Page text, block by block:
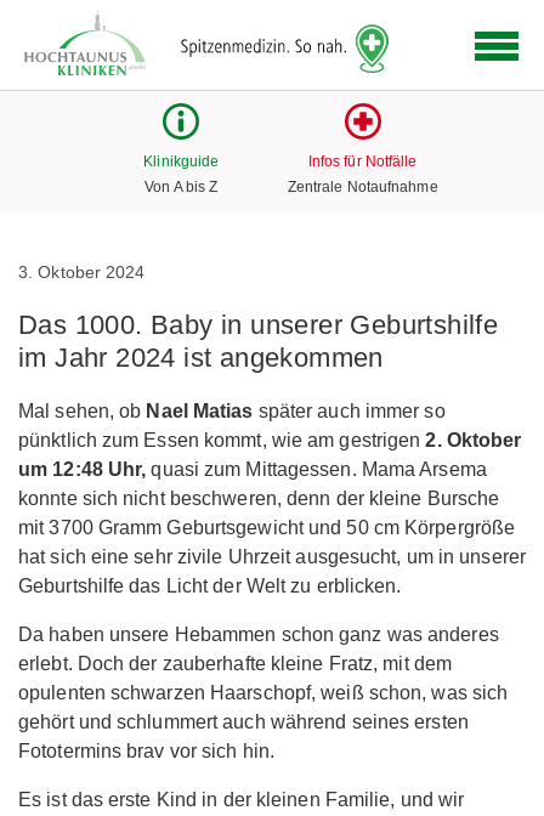
Link
zur
Klinikguide
Von A bis Z
Infos für Notfälle
Zentrale Notaufnahme
3. Oktober 2024
Das 1000. Baby in unserer Geburtshilfe
im Jahr 2024 ist angekommen
Mal sehen, ob Nael Matias später auch immer so
pünktlich zum Essen kommt, wie am gestrigen2. Oktober
um 12:48 Uhr, quasi zum Mittagessen. Mama Arsema
konnte sich nicht beschweren, denn der kleine Bursche
mit 3700 Gramm Geburtsgewicht und 50 cm Körpergröße
hat sich eine sehr zivile Uhrzeit ausgesucht, um in unserer
Geburtshilfe das Licht der Welt zu erblicken.
Da haben unsere Hebammen schon ganz was anderes
erlebt. Doch der zauberhafte kleine Fratz, mit dem
opulenten schwarzen Haarschopf, weiß schon, was sich
gehört und schlummert auch während seines ersten
Fototermins brav vor sich hin.
Es ist das erste Kind in der kleinen Familie, und wir